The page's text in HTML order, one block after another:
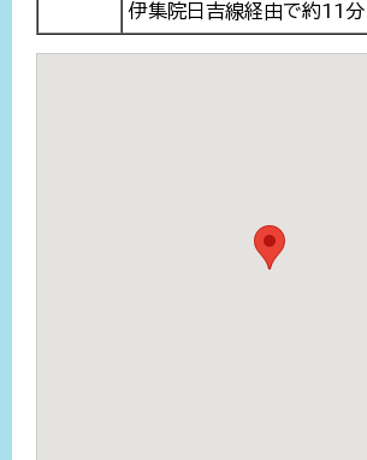
伊集院日吉線経由で約11分